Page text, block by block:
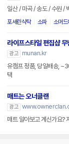
포세린식탁 소파 소머드
라이프스타일 편집샵 무
광고
munan.kr
유캠프 정품, 당일배송,
택
매트는 오너클랜
광고
매트 알아보고 계신가요?